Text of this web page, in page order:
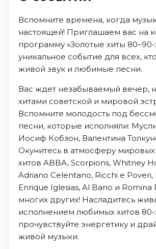
Вспомните времена, когда
настоящей! Приглашаем вас на
программу «Золотые хиты
уникальное событие для всех,
живой звук и любимые песни.
Вас ждет незабываемый вечер,
хитами советской и мировой
Вспомните молодость под
песни, которые исполняли:
Иосиф Кобзон, Валентина
Окунитесь в атмосферу
хитов ABBA, Scorpions, Whitney
Adriano Celentano, Ricchi e
Enrique Iglesias, Al Bano и Romina
многих других! Насладитесь
исполнением любимых хитов 80-
прочувствуйте энергетику и
живой музыки.